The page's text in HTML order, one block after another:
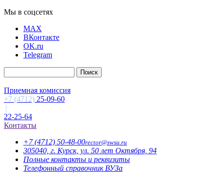
Мы в соцсетях
MAX
ВКонтакте
OK.ru
Telegram
Приемная комиссия
+7 (4712) 25-09-60
|
22-25-64
Контакты
+7 (4712) 50-48-00rector@swsu.ru
305040, г. Курск, ул. 50 лет Октября, 94
Полные контакты и реквизиты
Телефонный справочник ВУЗа